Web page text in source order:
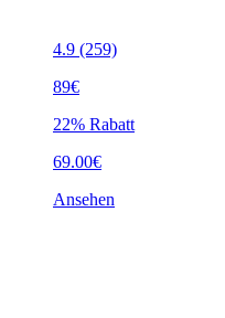
4.9 (259)
89€
22% Rabatt
69.00€
Ansehen